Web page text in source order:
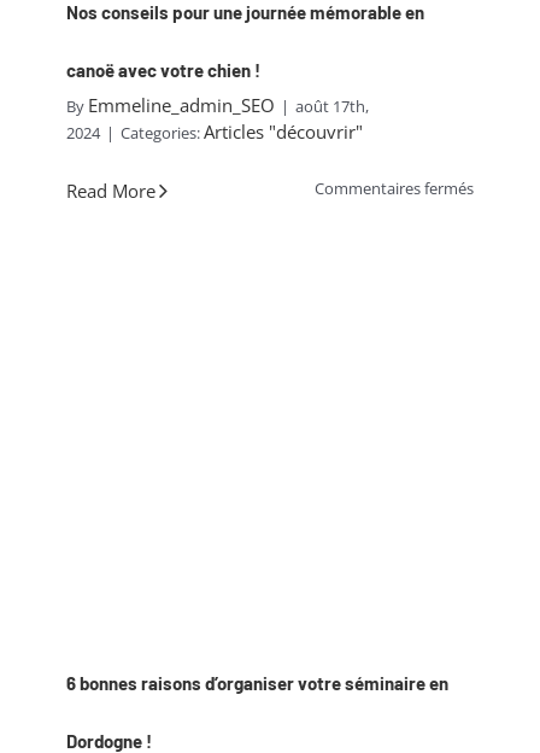
Nos conseils pour une journée mémorable en
canoë avec votre chien !
By Emmeline_admin_SEO | août 17th,
2024 | Categories:Articles "découvrir"
Read More Commentaires ferméssur
6 bonnes raisons d’organiser votre séminaire en
Dordogne !